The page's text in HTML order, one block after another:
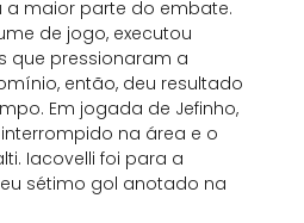
a maior parte do embate.
de jogo, executou
que pressionaram a
então, deu resultado
Em jogada de Jefinho,
na área e o
Iacovelli foi para a
sétimo gol anotado na